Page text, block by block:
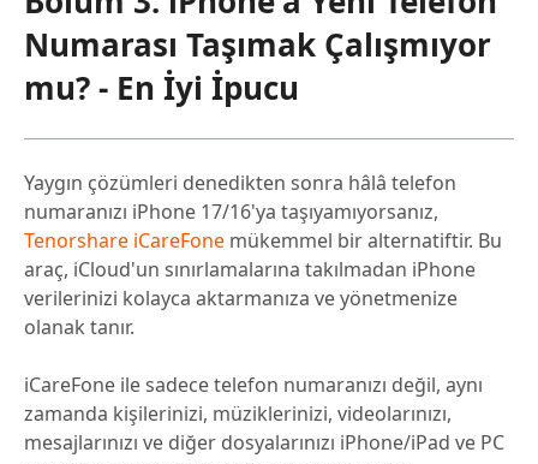
Numarası Taşımak Çalışmıyor
mu? - En İyi İpucu
Yaygın çözümleri denedikten sonra hâlâ telefon
numaranızı iPhone 17/16'ya taşıyamıyorsanız,
Tenorshare iCareFone mükemmel bir alternatiftir. Bu
araç, iCloud'un sınırlamalarına takılmadan iPhone
verilerinizi kolayca aktarmanıza ve yönetmenize
olanak tanır.
iCareFone ile sadece telefon numaranızı değil, aynı
zamanda kişilerinizi, müziklerinizi, videolarınızı,
mesajlarınızı ve diğer dosyalarınızı iPhone/iPad ve PC